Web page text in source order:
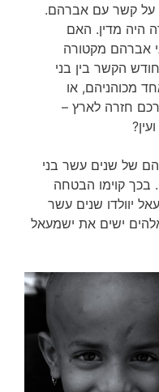
על קשר עם אברהם.
היה מדין. האם
אברהם מקטורה
הקשר בין בני
מכוהניהם, או
חזרה לארץ –
של שנים עשר בני
בכך קוימו הבטחה
יוולדו שנים עשר
ישים את ישמעאל